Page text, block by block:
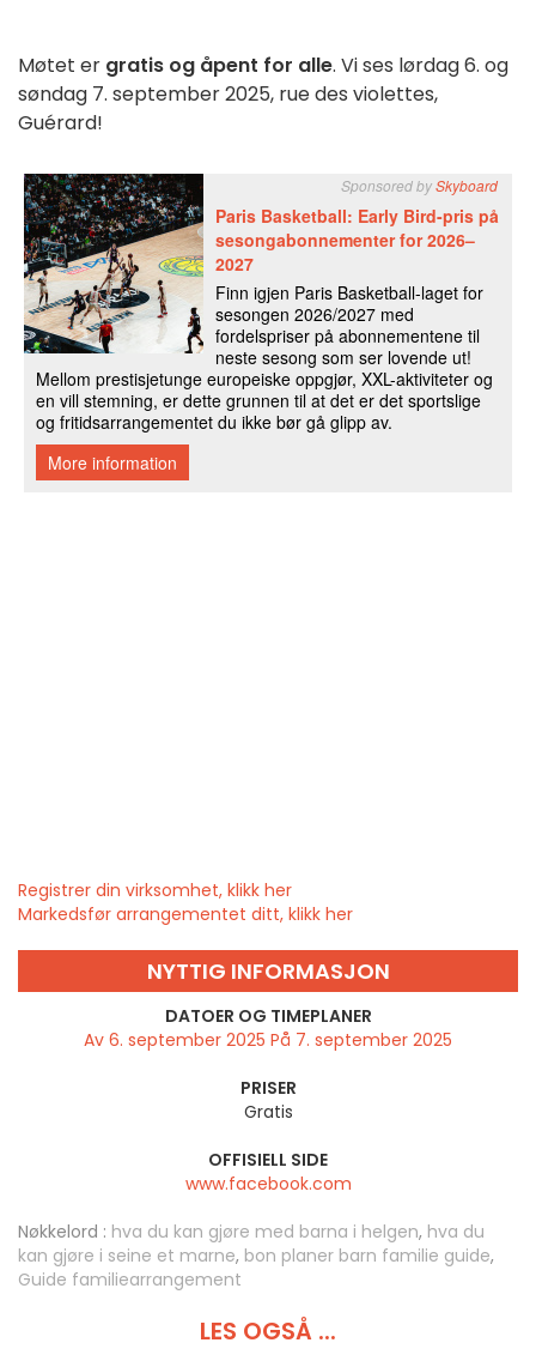
Møtet er gratis og åpent for alle. Vi ses lørdag 6. og
søndag 7. september 2025, rue des violettes,
Guérard!
Registrer din virksomhet, klikk her
Markedsfør arrangementet ditt, klikk her
NYTTIG INFORMASJON
DATOER OG TIMEPLANER
Av 6. september 2025 På 7. september 2025
PRISER
Gratis
OFFISIELL SIDE
www.facebook.com
Nøkkelord : hva du kan gjøre med barna i helgen, hva du
kan gjøre i seine et marne, bon planer barn familie guide,
Guide familiearrangement
LES OGSÅ ...